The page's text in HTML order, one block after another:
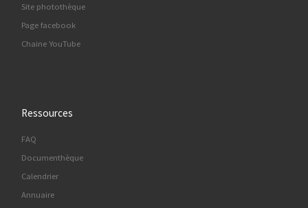
Site photothèque
Page facebook
Chaine YouTube
Ressources
FAQ
Documenthèque
Calendrier
Annuaire